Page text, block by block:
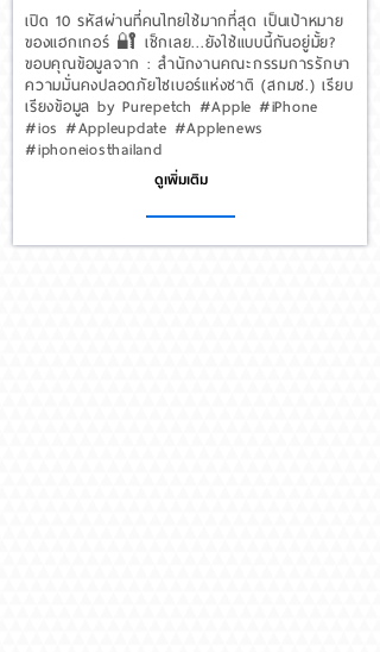
เปิด 10 รหัสผ่านที่คนไทยใช้มากที่สุด เป็นเป้าหมาย
ของแฮกเกอร์ 🔐 เช็กเลย...ยังใช้แบบนี้กันอยู่มั้ย?
ขอบคุณข้อมูลจาก : สํานักงานคณะกรรมการรักษา
ความมั่นคงปลอดภัยไซเบอร์แห่งชาติ (สกมช.) เรียบ
เรียงข้อมูล by Purepetch #Apple #iPhone
#ios #Appleupdate #Applenews
#iphoneiosthailand
ดูเพิ่มเติม